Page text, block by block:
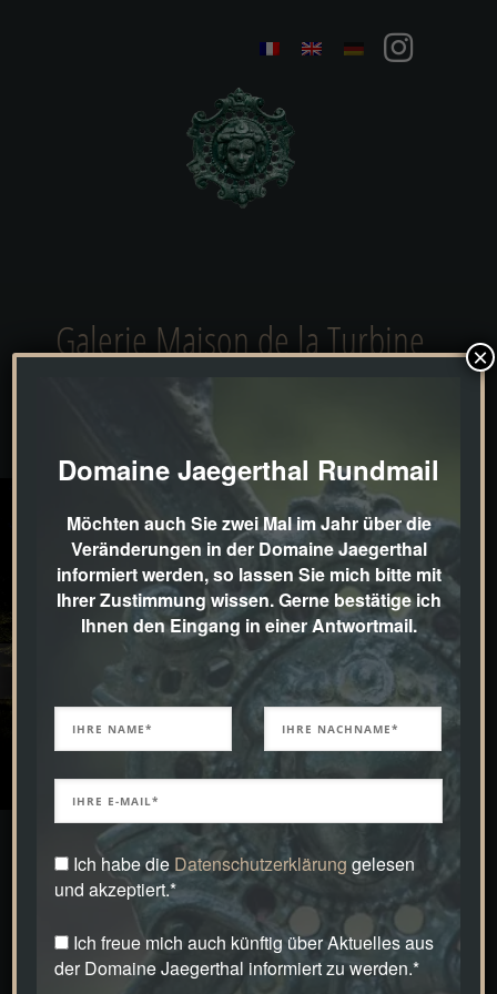
Galerie Maison de la Turbine
Doamine
de
Jaegerthal
Alsace
Domaine Jaegerthal Rundmail
Möchten auch Sie zwei Mal im Jahr über die
Veränderungen in der Domaine Jaegerthal
informiert werden, so lassen Sie mich bitte mit
Ihrer Zustimmung wissen. Gerne bestätige ich
Ihnen den Eingang in einer Antwortmail.
Ich habe die Datenschutzerklärung gelesen
und akzeptiert.*
Ich freue mich auch künftig über Aktuelles aus
der Domaine Jaegerthal informiert zu werden.*
×